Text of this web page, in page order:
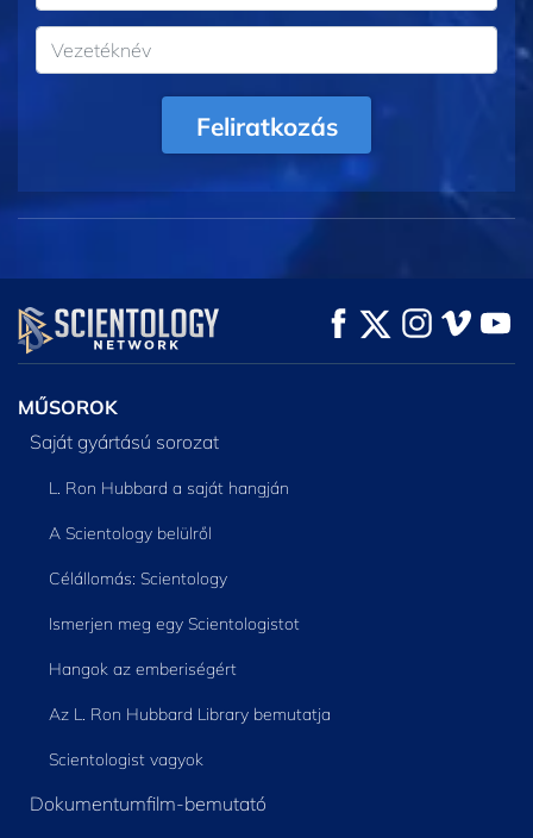
Feliratkozás
MŰSOROK
Saját gyártású sorozat
L. Ron Hubbard a saját hangján
A Scientology belülről
Célállomás: Scientology
Ismerjen meg egy Scientologistot
Hangok az emberiségért
Az L. Ron Hubbard Library bemutatja
Scientologist vagyok
Dokumentumfilm-bemutató